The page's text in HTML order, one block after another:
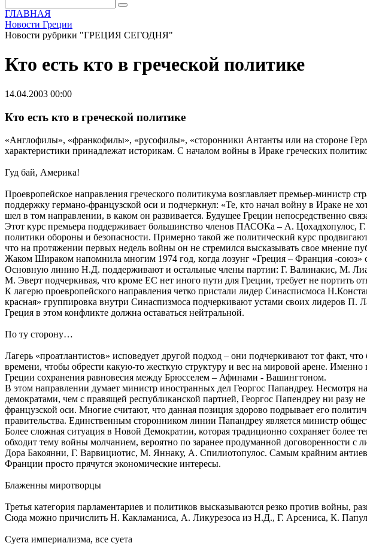
ГЛАВНАЯ
Новости Греции
Новости рубрики "ГРЕЦИЯ СЕГОДНЯ"
Кто есть кто в греческой политике
14.04.2003 00:00
Кто есть кто в греческой политике
«Англофилы», «франкофилы», «русофилы», «сторонники Антанты или на стороне
характеристики принадлежат историкам. С началом войны в Ираке греческих
Гуд бай, Америка!
Проевропейское направления греческого политикума возглавляет премьер-министр
поддержку германо-французской оси и подчеркнул: «Те, кто начал войну в Ираке не
шел в том направлении, в каком он развивается. Будущее Греции непосредственно
Этот курс премьера поддерживает большинство членов ПАСОКа – А. Цохадхопулос,
политики обороны и безопасности. Примерно такой же политический курс
что на протяжении первых недель войны он не стремился высказывать свое мнение
Жаком Шираком напомнила многим 1974 год, когда лозунг «Греция – Франция -союз»
Основную линию Н.Д. поддерживают и остальные члены партии: Г. Валинакис, М.
М. Эверт подчеркивая, что кроме ЕС нет иного пути для Греции, требует не портить
К лагерю проевропейского направления четко пристали лидер Синасписмоса
красная» группировка внутри Синаспизмоса подчеркивают устами своих лидеров
Греция в этом конфликте должна оставаться нейтральной.
По ту сторону…
Лагерь «проатлантистов» исповедует другой подход – они подчеркивают тот факт,
времени, чтобы обрести какую-то жесткую структуру и вес на мировой арене.
Греции сохранения равновесия между Брюсселем – Афинами - Вашингтоном.
В этом направлении думает министр иностранных дел Георгос Папандреу. Несмотря
демократами, чем с правящей республиканской партией, Георгос Папендреу ни разу
французской оси. Многие считают, что данная позиция здорово подрывает его
правительства. Единственным сторонником линии Папандреу является министр
Более сложная ситуация в Новой Демократии, которая традиционно сохраняет
обходит тему войны молчанием, вероятно по заранее продуманной договоренности
Дора Бакоянни, Г. Варвициотис, М. Яннаку, А. Спилиотопулос. Самым крайним
Франции просто прячутся экономические интересы.
Блаженны миротворцы
Третья категория парламентариев и политиков высказываются резко против войны,
Сюда можно причислить Н. Какламаниса, А. Ликурезоса из Н.Д., Г. Арсениса, К.
Суета империализма, все суета